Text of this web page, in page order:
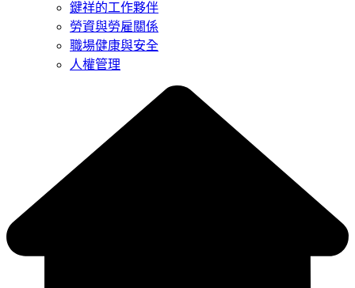
鍵祥的工作夥伴
勞資與勞雇關係
職場健康與安全
人權管理